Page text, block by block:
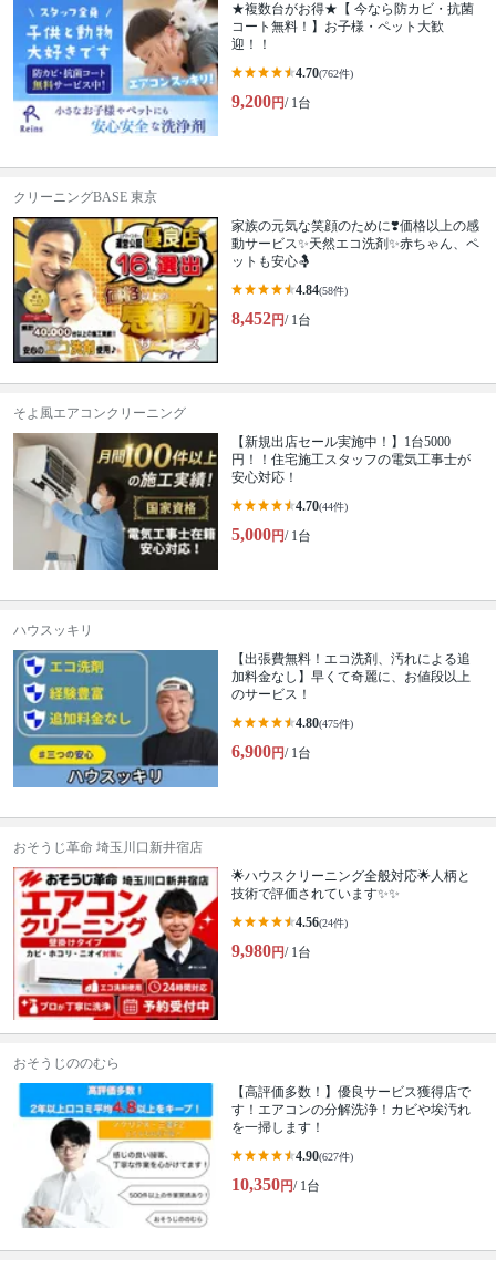
★複数台がお得★【 今なら防カビ・抗菌
コート無料！】お子様・ペット大歓
迎！！
4.70(762件)
9,200円/ 1台
クリーニングBASE 東京
家族の元気な笑顔のために❣️価格以上の感
動サービス✨天然エコ洗剤✨赤ちゃん、ペ
ットも安心🤱
4.84(58件)
8,452円/ 1台
そよ風エアコンクリーニング
【新規出店セール実施中！】1台5000
円！！住宅施工スタッフの電気工事士が
安心対応！
4.70(44件)
5,000円/ 1台
ハウスッキリ
【出張費無料！エコ洗剤、汚れによる追
加料金なし】早くて奇麗に、お値段以上
のサービス！
4.80(475件)
6,900円/ 1台
おそうじ革命 埼玉川口新井宿店
🌟ハウスクリーニング全般対応🌟人柄と
技術で評価されています✨✨
4.56(24件)
9,980円/ 1台
おそうじののむら
【高評価多数！】優良サービス獲得店で
す！エアコンの分解洗浄！カビや埃汚れ
を一掃します！
4.90(627件)
10,350円/ 1台